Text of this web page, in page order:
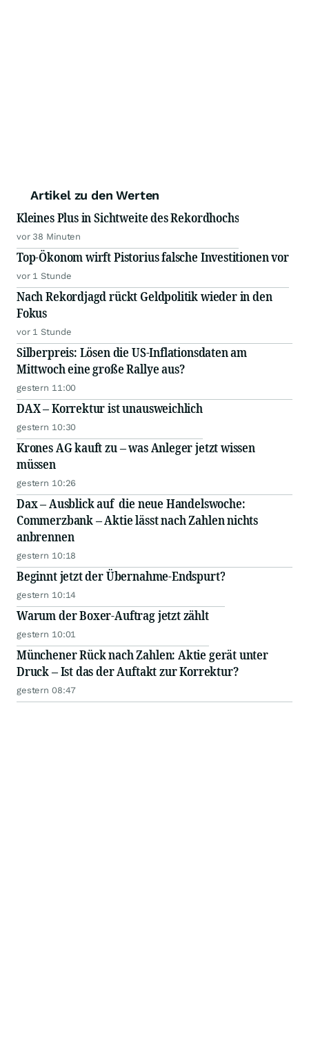
Artikel zu den Werten
Kleines Plus in Sichtweite des Rekordhochs
vor 38 Minuten
Top-Ökonom wirft Pistorius falsche Investitionen vor
vor 1 Stunde
Nach Rekordjagd rückt Geldpolitik wieder in den
Fokus
vor 1 Stunde
Silberpreis: Lösen die US-Inflationsdaten am
Mittwoch eine große Rallye aus?
gestern 11:00
DAX – Korrektur ist unausweichlich
gestern 10:30
Krones AG kauft zu – was Anleger jetzt wissen
müssen
gestern 10:26
Dax – Ausblick auf die neue Handelswoche:
Commerzbank – Aktie lässt nach Zahlen nichts
anbrennen
gestern 10:18
Beginnt jetzt der Übernahme-Endspurt?
gestern 10:14
Warum der Boxer-Auftrag jetzt zählt
gestern 10:01
Münchener Rück nach Zahlen: Aktie gerät unter
Druck – Ist das der Auftakt zur Korrektur?
gestern 08:47